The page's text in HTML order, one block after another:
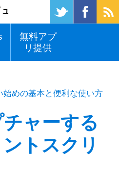
無料アプ
リ提供
始めの基本と便利な使い方
ャーする
トスクリ